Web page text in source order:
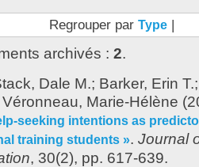
Regrouper par Type |
archivés : 2.
Dale M.; Barker, Erin T.
Véronneau, Marie-Hélène
seeking intentions as
training students ». Journal
, 30(2), pp. 617-639.